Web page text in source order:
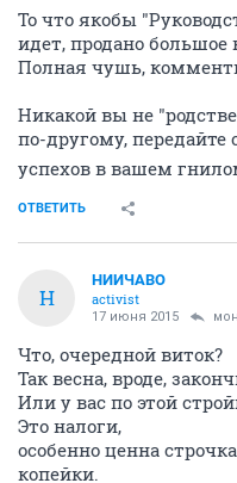
То что якобы
идет, продано большое
Полная чушь,
Никакой вы не
по-другому, передайте
успехов в вашем
ОТВЕТИТЬ
Н
НИИЧАВО
activist
17 июня 2015
Что, очередной виток?
Так весна, вроде,
Или у вас по этой
Это налоги,
особенно ценна
копейки.